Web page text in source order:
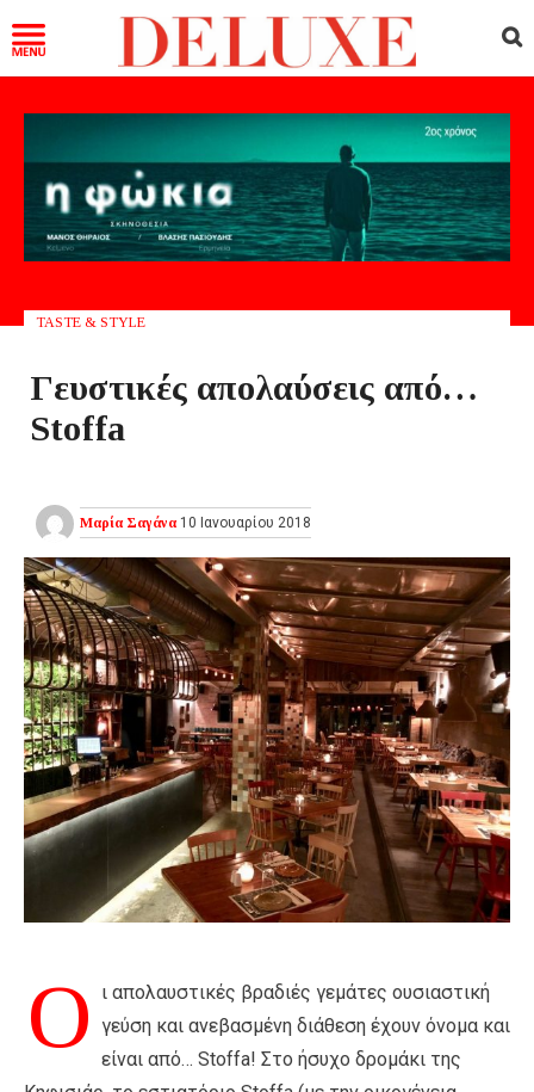
TASTE & STYLE
Γευστικές απολαύσεις από…
Stoffa
Μαρία Σαγάνα 10 Ιανουαρίου 2018
Ο
ι απολαυστικές βραδιές γεμάτες ουσιαστική
γεύση και ανεβασμένη διάθεση έχουν όνομα και
είναι από… Stoffa! Στο ήσυχο δρομάκι της